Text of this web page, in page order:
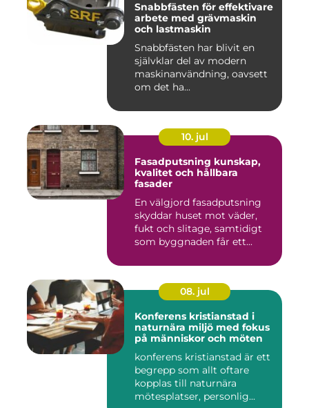
Snabbfästen för effektivare
arbete med grävmaskin
och lastmaskin
Snabbfästen har blivit en
självklar del av modern
maskinanvändning, oavsett
om det ha...
10. jul
Fasadputsning kunskap,
kvalitet och hållbara
fasader
En välgjord fasadputsning
skyddar huset mot väder,
fukt och slitage, samtidigt
som byggnaden får ett...
08. jul
Konferens kristianstad i
naturnära miljö med fokus
på människor och möten
konferens kristianstad är ett
begrepp som allt oftare
kopplas till naturnära
mötesplatser, personlig...